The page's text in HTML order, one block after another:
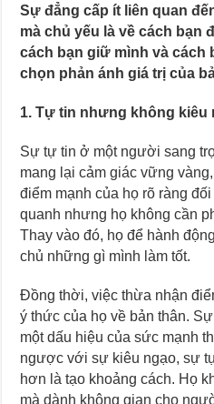
Sự đẳng cấp ít liên quan
mà chủ yếu là về cách bạn
cách bạn giữ mình và cách
chọn phản ánh giá trị của
1. Tự tin nhưng không kiêu
Sự tự tin ở một người sang
mang lại cảm giác vững
điểm mạnh của họ rõ ràng
quanh nhưng họ không cần
Thay vào đó, họ để hành
chủ những gì mình làm tốt.
Đồng thời, việc thừa nhận
ý thức của họ về bản thân.
một dấu hiệu của sức mạnh
ngược với sự kiêu ngạo, sự
hơn là tạo khoảng cách. Họ
mà dành không gian cho